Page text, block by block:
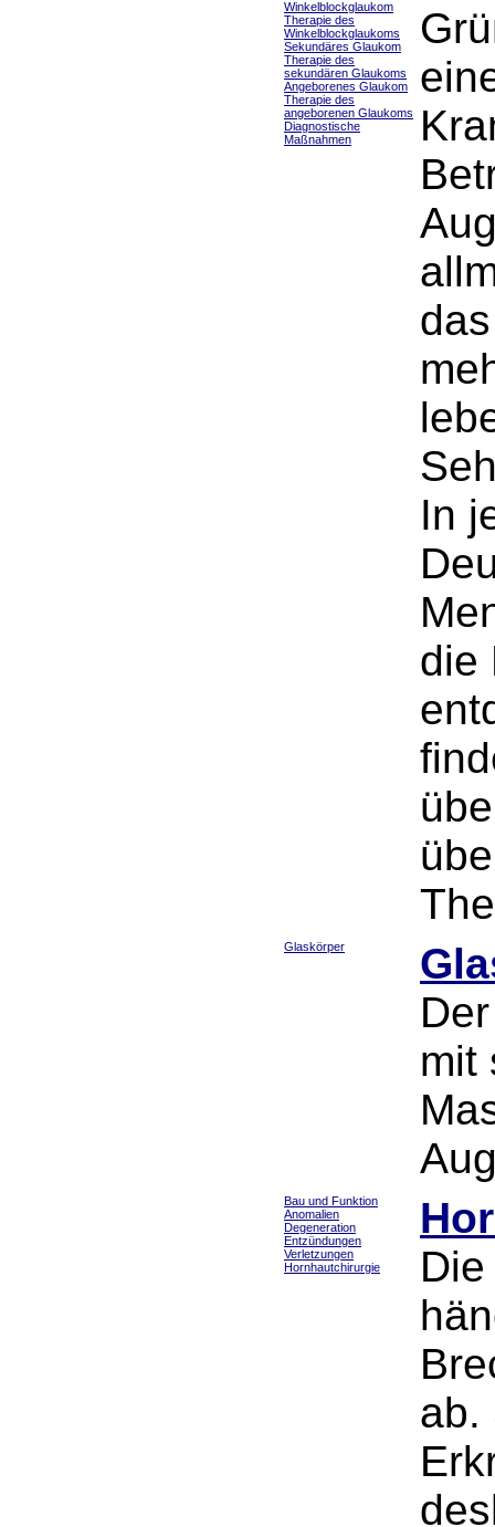
Winkelblockglaukom
Therapie des
Winkelblockglaukoms
Sekundäres Glaukom
Therapie des
sekundären Glaukoms
Angeborenes Glaukom
Therapie des
angeborenen Glaukoms
Diagnostische
Maßnahmen
In
die
Glaskörper
mit
Bau und Funktion
Anomalien
Degeneration
Entzündungen
Verletzungen
Hornhautchirurgie
ab.